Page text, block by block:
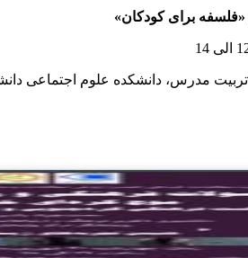
برای کودکان»
مدرس، دانشکده علوم اجتماعی